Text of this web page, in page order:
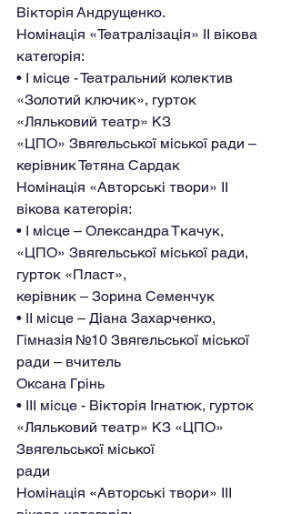
Вікторія Андрущенко.
Номінація «Театралізація» IІ вікова
категорія:
• І місце - Театральний колектив
«Золотий ключик», гурток
«Ляльковий театр» КЗ
«ЦПО» Звягельської міської ради –
керівник Тетяна Сардак
Номінація «Авторські твори» II
вікова категорія:
• І місце – Олександра Ткачук,
«ЦПО» Звягельської міської ради,
гурток «Пласт»,
керівник – Зорина Семенчук
• ІІ місце – Діана Захарченко,
Гімназія №10 Звягельської міської
ради – вчитель
Оксана Грінь
• ІІІ місце - Вікторія Ігнатюк, гурток
«Ляльковий театр» КЗ «ЦПО»
Звягельської міської
ради
Номінація «Авторські твори» IIІ